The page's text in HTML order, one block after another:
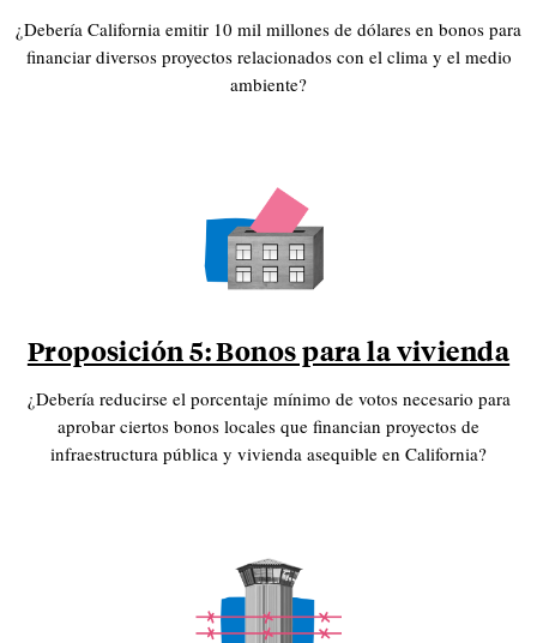
¿Debería California emitir 10 mil millones de dólares en bonos para
financiar diversos proyectos relacionados con el clima y el medio
ambiente?
Proposición 5: Bonos para la vivienda
¿Debería reducirse el porcentaje mínimo de votos necesario para
aprobar ciertos bonos locales que financian proyectos de
infraestructura pública y vivienda asequible en California?